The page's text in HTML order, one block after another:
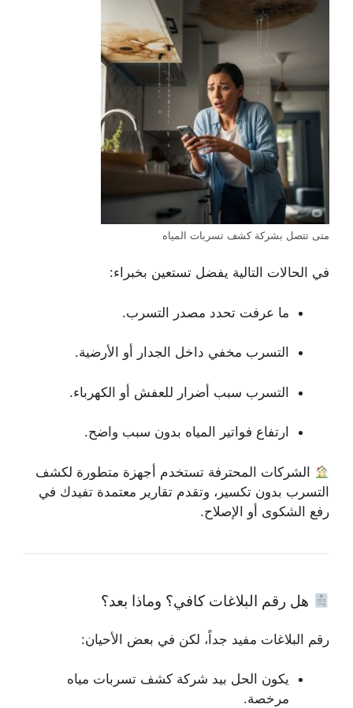
متى تتصل بشركة كشف تسربات المياه
في الحالات التالية يفضل تستعين بخبراء:
ما عرفت تحدد مصدر التسرب.
التسرب مخفي داخل الجدار أو الأرضية.
التسرب سبب أضرار للعفش أو الكهرباء.
ارتفاع فواتير المياه بدون سبب واضح.
الشركات المحترفة تستخدم أجهزة متطورة لكشف
التسرب بدون تكسير، وتقدم تقارير معتمدة تفيدك في
رفع الشكوى أو الإصلاح.
هل رقم البلاغات كافي؟ وماذا بعد؟
رقم البلاغات مفيد جداً، لكن في بعض الأحيان:
يكون الحل بيد شركة كشف تسربات مياه
مرخصة.